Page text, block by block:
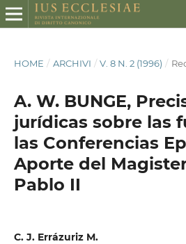
HOME / ARCHIVI / V. 8 N. 2 (1996) /
A. W. BUNGE,
jurídicas sobre las
las Conferencias
Aporte del
Pablo II
C. J. Errázuriz M.